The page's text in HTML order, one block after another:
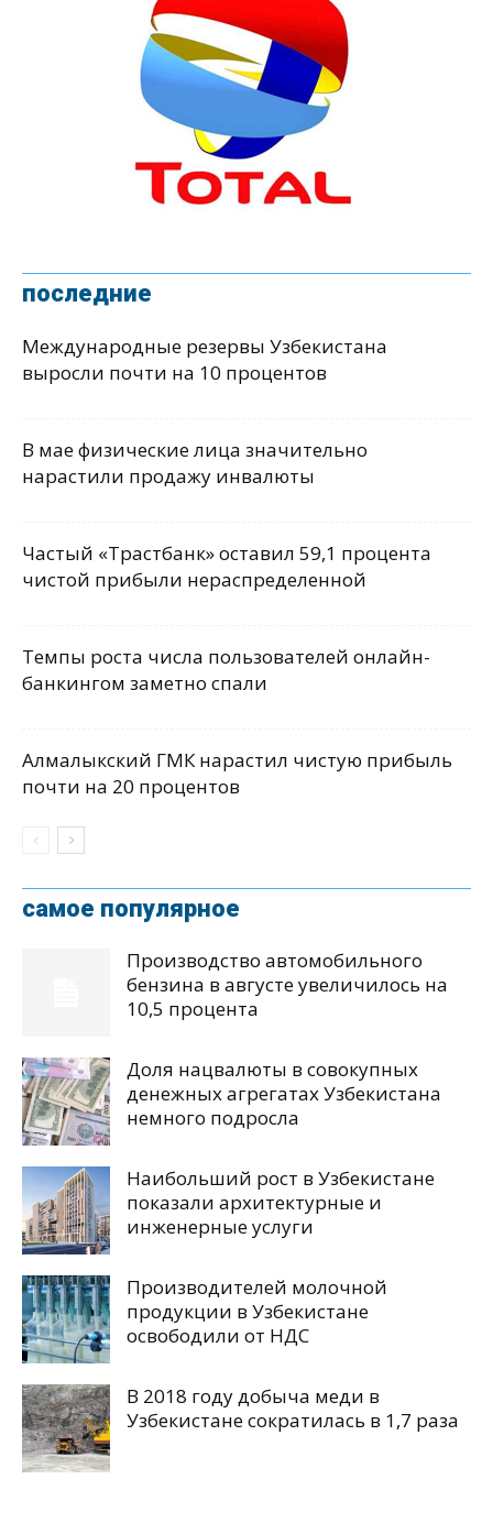
последние
Международные резервы Узбекистана
выросли почти на 10 процентов
В мае физические лица значительно
нарастили продажу инвалюты
Частый «Трастбанк» оставил 59,1 процента
чистой прибыли нераспределенной
Темпы роста числа пользователей онлайн-
банкингом заметно спали
Алмалыкский ГМК нарастил чистую прибыль
почти на 20 процентов
самое популярное
Производство автомобильного
бензина в августе увеличилось на
10,5 процента
Доля нацвалюты в совокупных
денежных агрегатах Узбекистана
немного подросла
Наибольший рост в Узбекистане
показали архитектурные и
инженерные услуги
Производителей молочной
продукции в Узбекистане
освободили от НДС
В 2018 году добыча меди в
Узбекистане сократилась в 1,7 раза